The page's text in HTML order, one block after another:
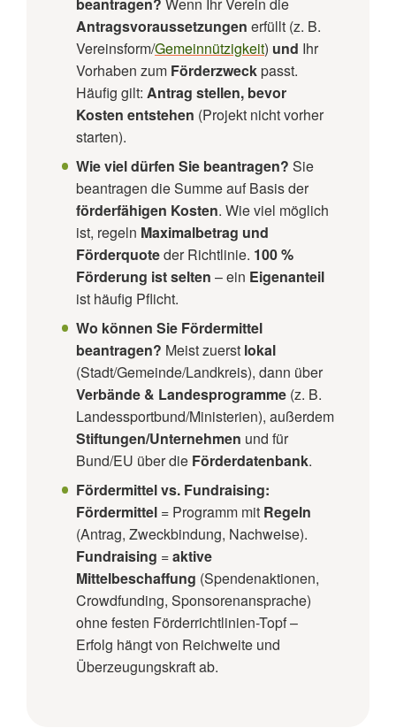
Antragsvoraussetzungen erfüllt (z. B.
Vereinsform/Gemeinnützigkeit) und Ihr
Vorhaben zum Förderzweckpasst.
Häufig gilt: Antrag stellen, bevor
Kosten entstehen (Projekt nicht vorher
starten).
Wie viel dürfen Sie beantragen? Sie
beantragen die Summe auf Basis der
förderfähigen Kosten. Wie viel möglich
ist, regeln Maximalbetrag und
Förderquoteder Richtlinie. 100 %
Förderung ist selten – ein Eigenanteil
ist häufig Pflicht.
Wo können Sie Fördermittel
beantragen? Meist zuerst lokal
(Stadt/Gemeinde/Landkreis), dann über
Verbände & Landesprogramme (z. B.
Landessportbund/Ministerien), außerdem
Stiftungen/Unternehmen und für
Bund/EU über die Förderdatenbank.
Fördermittel vs. Fundraising:
Fördermittel = Programm mit Regeln
(Antrag, Zweckbindung, Nachweise).
Fundraising =aktive
Mittelbeschaffung (Spendenaktionen,
Crowdfunding, Sponsorenansprache)
ohne festen Förderrichtlinien-Topf –
Erfolg hängt von Reichweite und
Überzeugungskraft ab.